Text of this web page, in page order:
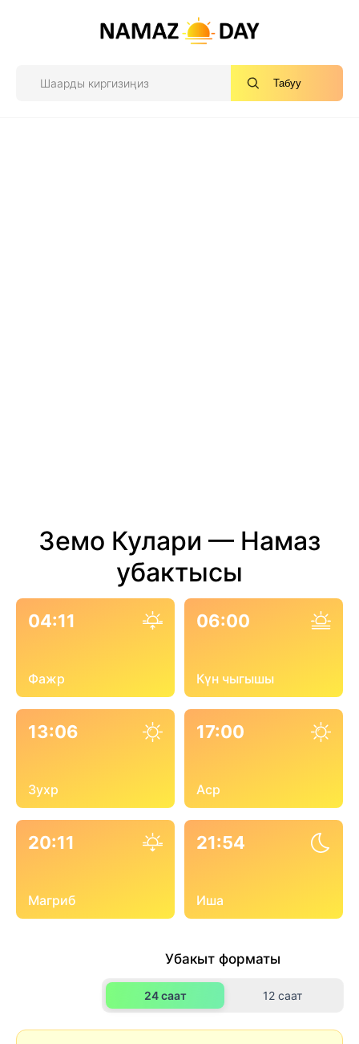
Табуу
Земо Кулари — Намаз
убактысы
04:11
Фажр
06:00
Күн чыгышы
13:06
Зухр
17:00
Аср
20:11
Магриб
21:54
Иша
Убакыт форматы
24 саат 12 саат